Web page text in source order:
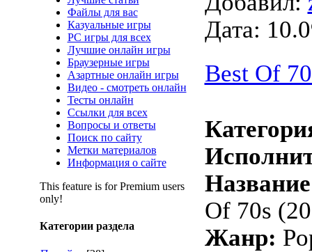
Файлы для вас
Казуальные игры
PC игры для всех
Лучшие онлайн игры
Браузерные игры
Азартные онлайн игры
Видео - смотреть онлайн
Тесты онлайн
Ссылки для всех
Вопросы и ответы
Поиск по сайту
Метки материалов
Информация о сайте
This feature is for Premium users
only!
Категории раздела
Дата:
Best Of
Of 70s
Жанр: